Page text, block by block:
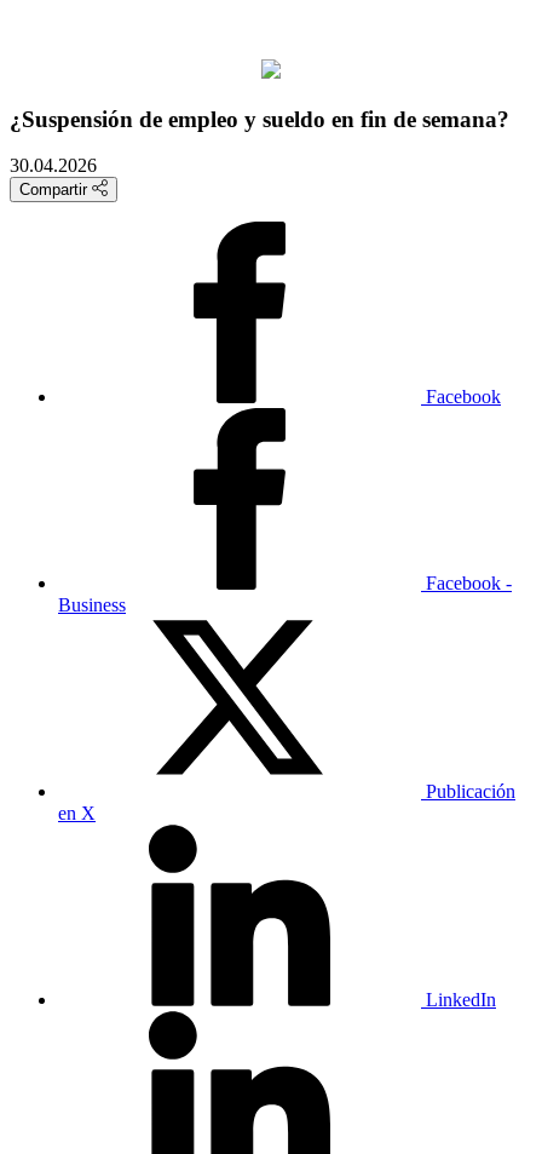
¿Suspensión de empleo y sueldo en fin de semana?
30.04.2026
Compartir
Facebook
Facebook -
Business
Publicación
en X
LinkedIn